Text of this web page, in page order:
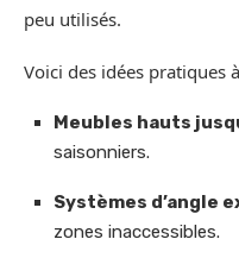
peu utilisés.
Voici des idées pratiques
Meubles hauts
saisonniers.
Systèmes d’angle
zones inaccessibles.